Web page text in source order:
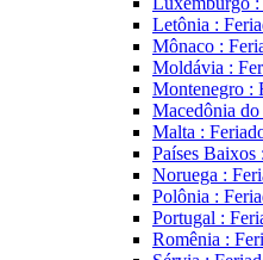
Letônia :
Mônaco :
Moldávia :
Montenegro :
Macedônia
Malta :
Países Baixos
Noruega :
Polônia :
Portugal :
Romênia :